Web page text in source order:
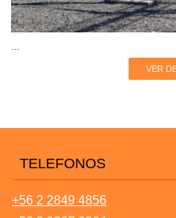
VER
TELEFONOS
+56 2 2849 4856